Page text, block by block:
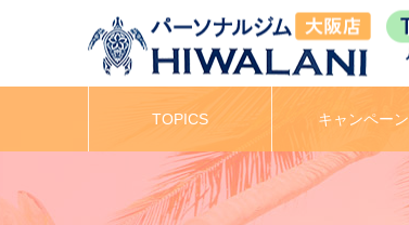
TOPICS キャンペーン